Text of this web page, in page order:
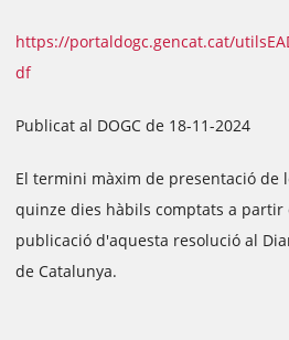
https://portaldogc.gencat.cat/
df
Publicat al DOGC de 18-11-2024
El termini màxim de presentació de
quinze dies hàbils comptats a partir
publicació d'aquesta resolució al
de Catalunya.